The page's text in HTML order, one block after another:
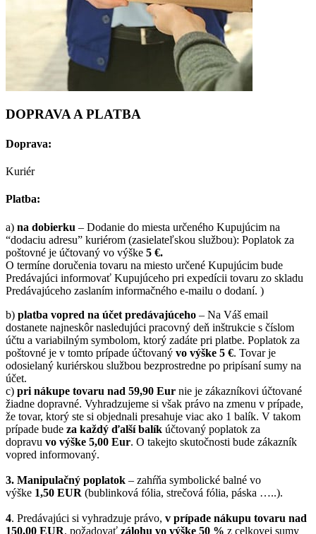
DOPRAVA A PLATBA
Doprava:
Kuriér
Platba:
a) na dobierku – Dodanie do miesta určeného Kupujúcim na
“dodaciu adresu” kuriérom (zasielateľskou službou): Poplatok za
poštovné je účtovaný vo výške 5 €.
O termíne doručenia tovaru na miesto určené Kupujúcim bude
Predávajúci informovať Kupujúceho pri expedícii tovaru zo skladu
Predávajúceho zaslaním informačného e-mailu o dodaní. )
b) platba vopred na účet predávajúceho – Na Váš email
dostanete najneskôr nasledujúci pracovný deň inštrukcie s číslom
účtu a variabilným symbolom, ktorý zadáte pri platbe. Poplatok za
poštovné je v tomto prípade účtovaný vo výške 5 €. Tovar je
odosielaný kuriérskou službou bezprostredne po pripísaní sumy na
účet.
c) pri nákupe tovaru nad 59,90 Eur nie je zákazníkovi účtované
žiadne dopravné. Vyhradzujeme si však právo na zmenu v prípade,
že tovar, ktorý ste si objednali presahuje viac ako 1 balík. V takom
prípade bude za každý ďalší balík účtovaný poplatok za
dopravu vo výške 5,00 Eur. O takejto skutočnosti bude zákazník
vopred informovaný.
3. Manipulačný poplatok – zahŕňa symbolické balné vo
výške 1,50 EUR (bublinková fólia, strečová fólia, páska …..).
4. Predávajúci si vyhradzuje právo, v prípade nákupu tovaru nad
150,00 EUR, požadovať zálohu vo výške 50 % z celkovej sumy